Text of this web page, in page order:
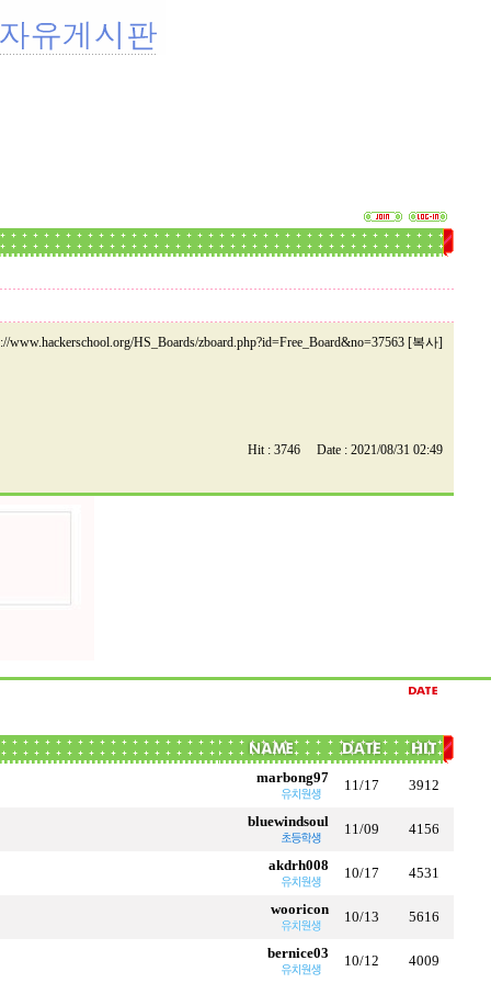
www.hackerschool.org/HS_Boards/zboard.php?id=Free_Board&no=37563 [복사]
Hit : 3746 Date : 2021/08/31 02:49
marbong97 11/17 3912
bluewindsoul 11/09 4156
akdrh008 10/17 4531
wooricon 10/13 5616
bernice03 10/12 4009